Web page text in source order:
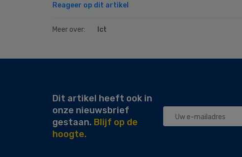
Reageer op dit artikel
Meer over: Ict
Dit artikel heeft ook in
onze nieuwsbrief
gestaan. Blijf op de
hoogte.